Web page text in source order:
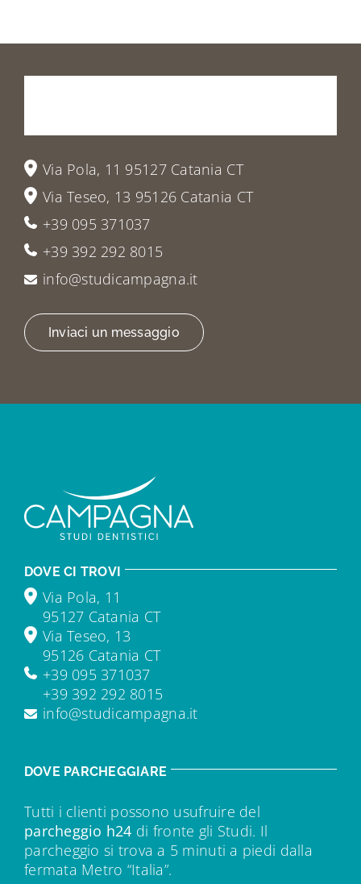
Via Pola, 11 95127 Catania CT
Via Teseo, 13 95126 Catania CT
+39 095 371037
+39 392 292 8015
info@studicampagna.it
Inviaci un messaggio
DOVE CI TROVI
Via Pola, 11
95127 Catania CT
Via Teseo, 13
95126 Catania CT
+39 095 371037
+39 392 292 8015
info@studicampagna.it
DOVE PARCHEGGIARE
Tutti i clienti possono usufruire del
parcheggio h24 di fronte gli Studi. Il
parcheggio si trova a 5 minuti a piedi dalla
fermata Metro “Italia”.